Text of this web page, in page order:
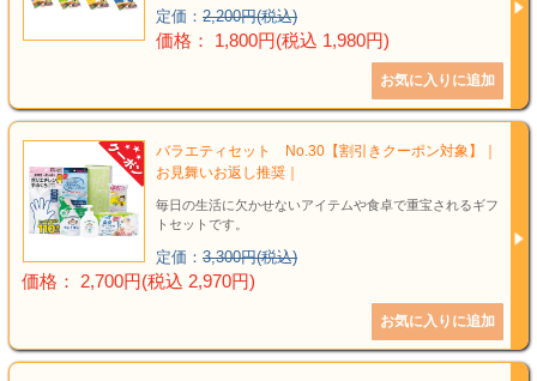
定価： 2,200円(税込)
価格： 1,800円(税込 1,980円)
バラエティセット No.30【割引きクーポン対象】｜
お見舞いお返し推奨｜
毎日の生活に欠かせないアイテムや食卓で重宝されるギフ
トセットです。
定価： 3,300円(税込)
価格： 2,700円(税込 2,970円)